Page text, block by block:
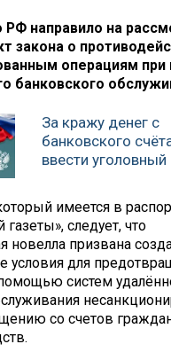
РФ направило на
закона о
операциям
банковского
За кражу денег с
банковского
ввести уголовный
имеется в
следует, что
новелла призвана
условия для
систем
со счетов